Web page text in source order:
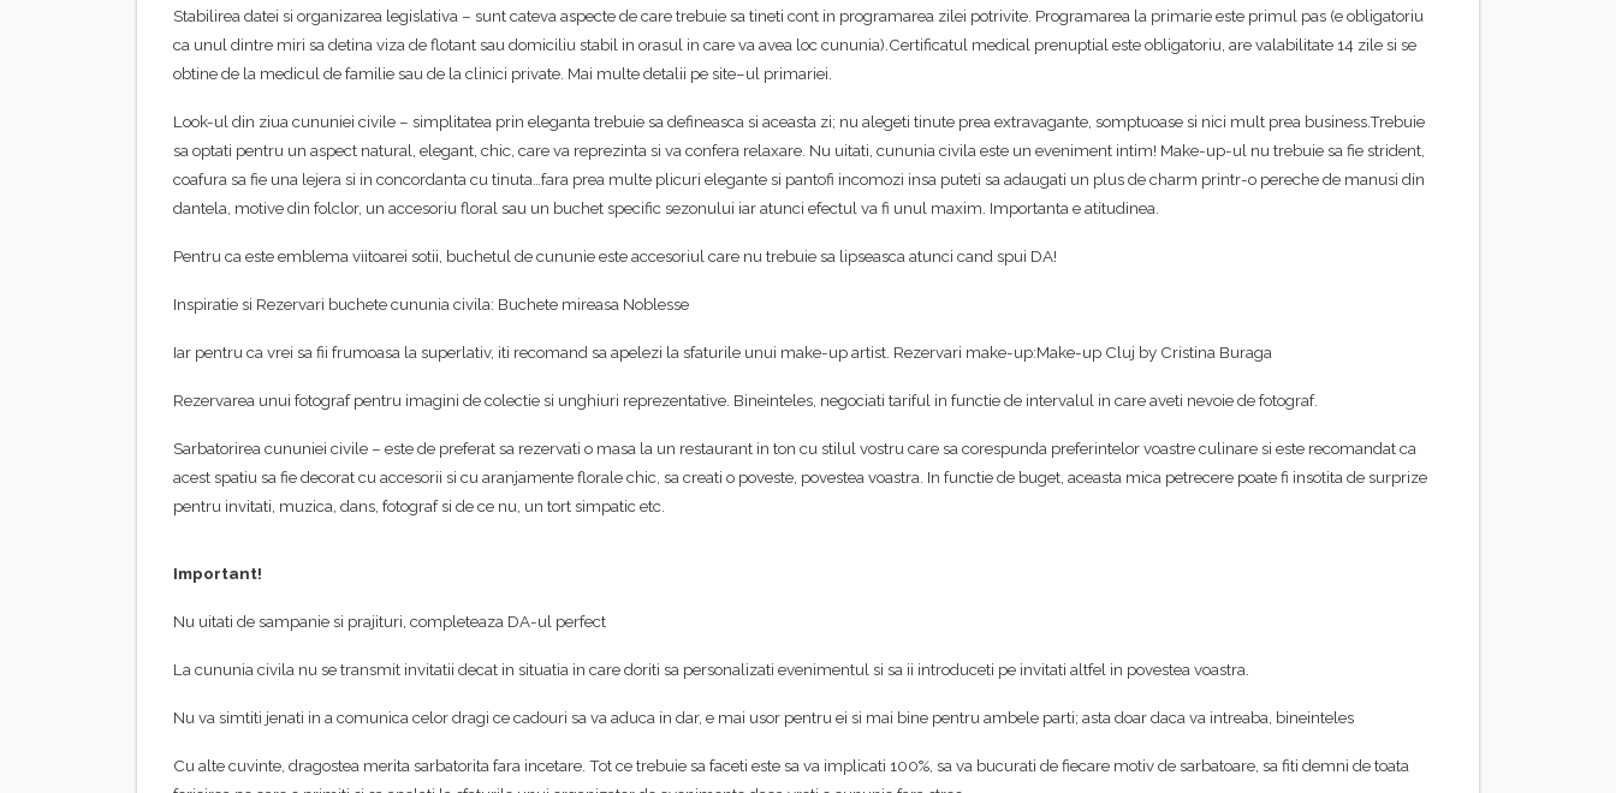
Stabilirea datei si organizarea legislativa – sunt cateva aspecte de care trebuie sa tineti cont in programarea zilei potrivite. Programarea la primarie este primul pas (e obligatoriu
ca unul dintre miri sa detina viza de flotant sau domiciliu stabil in orasul in care va avea loc cununia).Certificatul medical prenuptial este obligatoriu, are valabilitate 14 zile si se
obtine de la medicul de familie sau de la clinici private. Mai multe detalii pe site–ul primariei.
Look-ul din ziua cununiei civile – simplitatea prin eleganta trebuie sa defineasca si aceasta zi; nu alegeti tinute prea extravagante, somptuoase si nici mult prea business.Trebuie
sa optati pentru un aspect natural, elegant, chic, care va reprezinta si va confera relaxare. Nu uitati, cununia civila este un eveniment intim! Make-up-ul nu trebuie sa fie strident,
coafura sa fie una lejera si in concordanta cu tinuta…fara prea multe plicuri elegante si pantofi incomozi insa puteti sa adaugati un plus de charm printr-o pereche de manusi din
dantela, motive din folclor, un accesoriu floral sau un buchet specific sezonului iar atunci efectul va fi unul maxim. Importanta e atitudinea.
Pentru ca este emblema viitoarei sotii, buchetul de cununie este accesoriul care nu trebuie sa lipseasca atunci cand spui DA!
Inspiratie si Rezervari buchete cununia civila: Buchete mireasa Noblesse
Iar pentru ca vrei sa fii frumoasa la superlativ, iti recomand sa apelezi la sfaturile unui make-up artist. Rezervari make-up:Make-up Cluj by Cristina Buraga
Rezervarea unui fotograf pentru imagini de colectie si unghiuri reprezentative. Bineinteles, negociati tariful in functie de intervalul in care aveti nevoie de fotograf.
Sarbatorirea cununiei civile – este de preferat sa rezervati o masa la un restaurant in ton cu stilul vostru care sa corespunda preferintelor voastre culinare si este recomandat ca
acest spatiu sa fie decorat cu accesorii si cu aranjamente florale chic, sa creati o poveste, povestea voastra. In functie de buget, aceasta mica petrecere poate fi insotita de surprize
pentru invitati, muzica, dans, fotograf si de ce nu, un tort simpatic etc.
Important!
Nu uitati de sampanie si prajituri, completeaza DA-ul perfect
La cununia civila nu se transmit invitatii decat in situatia in care doriti sa personalizati evenimentul si sa ii introduceti pe invitati altfel in povestea voastra.
Nu va simtiti jenati in a comunica celor dragi ce cadouri sa va aduca in dar, e mai usor pentru ei si mai bine pentru ambele parti; asta doar daca va intreaba, bineinteles
Cu alte cuvinte, dragostea merita sarbatorita fara incetare. Tot ce trebuie sa faceti este sa va implicati 100%, sa va bucurati de fiecare motiv de sarbatoare, sa fiti demni de toata